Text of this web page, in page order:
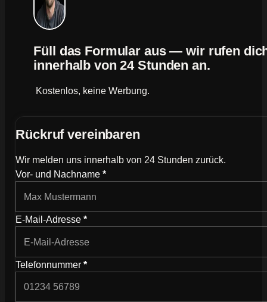
Rückruf vereinbaren
Wir melden uns innerhalb von 24 Stunden zurück.
Wie können wir dich kontaktieren?
Vor- und Nachname *
E-Mail-Adresse *
Telefonnummer *
Füll das Formular aus — wir rufen
innerhalb von 24 Stunden an.
Kostenlos, keine Werbung.